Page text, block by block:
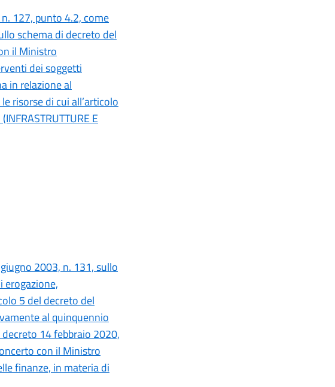
127, punto 4.2, come
schema di decreto del
il Ministro
dei soggetti
in relazione al
risorse di cui all’articolo
E
2003, n. 131, sullo
erogazione,
5 del decreto del
al quinquennio
14 febbraio 2020,
con il Ministro
finanze, in materia di